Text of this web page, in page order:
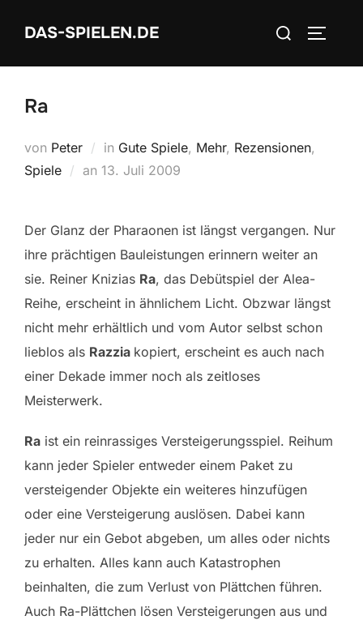
InhaltDAS-SPIELEN.DE
Suchen
Ra
von Peter in Gute Spiele, Mehr, Rezensionen,
Spiele
an Veröffentlicht
13. Juli 2009
Der Glanz der Pharaonen ist längst vergangen. Nur
ihre prächtigen Bauleistungen erinnern weiter an
sie. Reiner Knizias Ra, das Debütspiel der Alea-
Reihe, erscheint in ähnlichem Licht. Obzwar längst
nicht mehr erhältlich und vom Autor selbst schon
lieblos als Razzia kopiert, erscheint es auch nach
einer Dekade immer noch als zeitloses
Meisterwerk.
Ra ist ein reinrassiges Versteigerungsspiel. Reihum
kann jeder Spieler entweder einem Paket zu
versteigender Objekte ein weiteres hinzufügen
oder eine Versteigerung auslösen. Dabei kann
jeder nur ein Gebot abgeben, um alles oder nichts
zu erhalten. Alles kann auch Katastrophen
beinhalten, die zum Verlust von Plättchen führen.
Auch Ra-Plättchen lösen Versteigerungen aus und